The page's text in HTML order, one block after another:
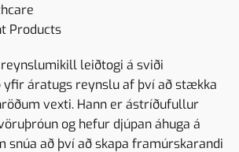
Products
reynslumikill leiðtogi á sviði
áratugs reynslu af því að stækka
vexti. Hann er ástríðufullur
og hefur djúpan áhuga á
snúa að því að skapa framúrskarandi